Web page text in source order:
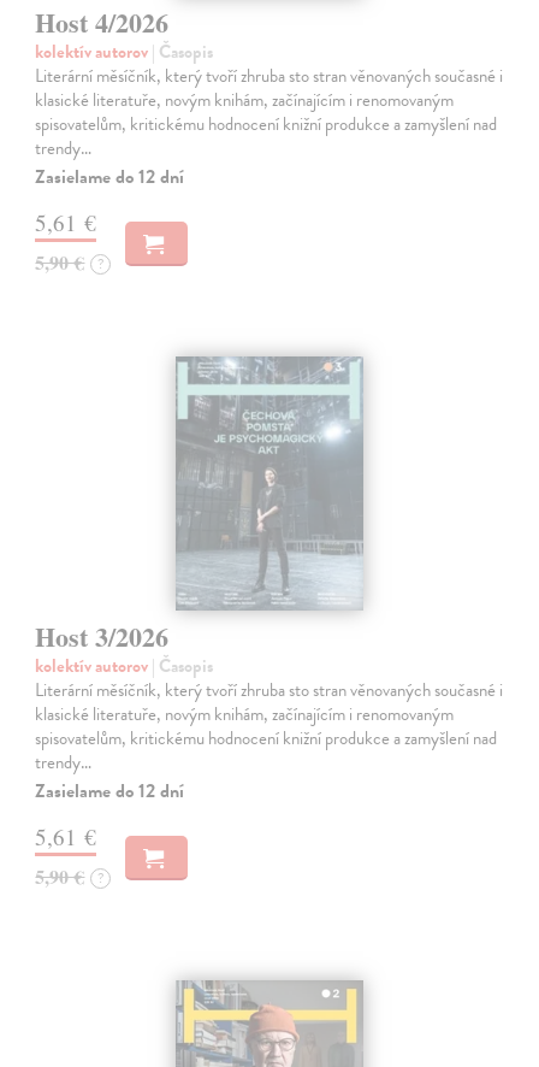
Host 4/2026
kolektív autorov| Časopis
Literární měsíčník, který tvoří zhruba sto stran věnovaných současné i
klasické literatuře, novým knihám, začínajícím i renomovaným
spisovatelům, kritickému hodnocení knižní produkce a zamyšlení nad
trendy…
Zasielame do 12 dní
5,61 €
5,90 € ?
Host 3/2026
kolektív autorov| Časopis
Literární měsíčník, který tvoří zhruba sto stran věnovaných současné i
klasické literatuře, novým knihám, začínajícím i renomovaným
spisovatelům, kritickému hodnocení knižní produkce a zamyšlení nad
trendy…
Zasielame do 12 dní
5,61 €
5,90 € ?